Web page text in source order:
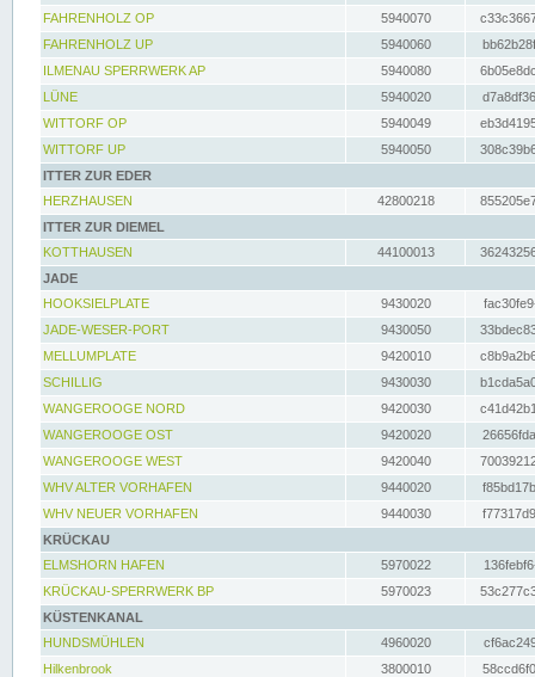
FAHRENHOLZ OP
5940070
FAHRENHOLZ UP
5940060
ILMENAU SPERRWERK AP
5940080
LÜNE
5940020
WITTORF OP
5940049
WITTORF UP
5940050
ITTER ZUR EDER
HERZHAUSEN
42800218
ITTER ZUR DIEMEL
KOTTHAUSEN
44100013
JADE
HOOKSIELPLATE
9430020
JADE-WESER-PORT
9430050
MELLUMPLATE
9420010
SCHILLIG
9430030
WANGEROOGE NORD
9420030
WANGEROOGE OST
9420020
WANGEROOGE WEST
9420040
WHV ALTER VORHAFEN
9440020
WHV NEUER VORHAFEN
9440030
KRÜCKAU
ELMSHORN HAFEN
5970022
KRÜCKAU-SPERRWERK BP
5970023
KÜSTENKANAL
HUNDSMÜHLEN
4960020
Hilkenbrook
3800010